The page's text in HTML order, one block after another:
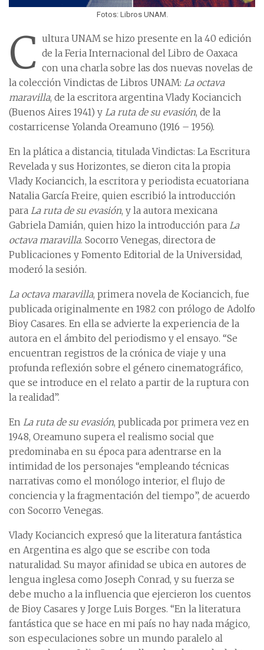
Fotos: Libros UNAM.
C ultura UNAM se hizo presente en la 40 edición
de la Feria Internacional del Libro de Oaxaca
con una charla sobre las dos nuevas novelas de
la colección Vindictas de Libros UNAM: La octava
maravilla, de la escritora argentina Vlady Kociancich
(Buenos Aires 1941) y La ruta de su evasión, de la
costarricense Yolanda Oreamuno (1916 – 1956).
En la plática a distancia, titulada Vindictas: La Escritura
Revelada y sus Horizontes, se dieron cita la propia
Vlady Kociancich, la escritora y periodista ecuatoriana
Natalia García Freire, quien escribió la introducción
para La ruta de su evasión, y la autora mexicana
Gabriela Damián, quien hizo la introducción para La
octava maravilla. Socorro Venegas, directora de
Publicaciones y Fomento Editorial de la Universidad,
moderó la sesión.
La octava maravilla, primera novela de Kociancich, fue
publicada originalmente en 1982 con prólogo de Adolfo
Bioy Casares. En ella se advierte la experiencia de la
autora en el ámbito del periodismo y el ensayo. “Se
encuentran registros de la crónica de viaje y una
profunda reflexión sobre el género cinematográfico,
que se introduce en el relato a partir de la ruptura con
la realidad”.
En La ruta de su evasión, publicada por primera vez en
1948, Oreamuno supera el realismo social que
predominaba en su época para adentrarse en la
intimidad de los personajes “empleando técnicas
narrativas como el monólogo interior, el flujo de
conciencia y la fragmentación del tiempo”, de acuerdo
con Socorro Venegas.
Vlady Kociancich expresó que la literatura fantástica
en Argentina es algo que se escribe con toda
naturalidad. Su mayor afinidad se ubica en autores de
lengua inglesa como Joseph Conrad, y su fuerza se
debe mucho a la influencia que ejercieron los cuentos
de Bioy Casares y Jorge Luis Borges. “En la literatura
fantástica que se hace en mi país no hay nada mágico,
son especulaciones sobre un mundo paralelo al